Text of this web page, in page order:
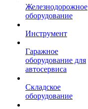
Железнодорожное
оборудование
Инструмент
Гаражное
оборудование для
автосервиса
Складское
оборудование